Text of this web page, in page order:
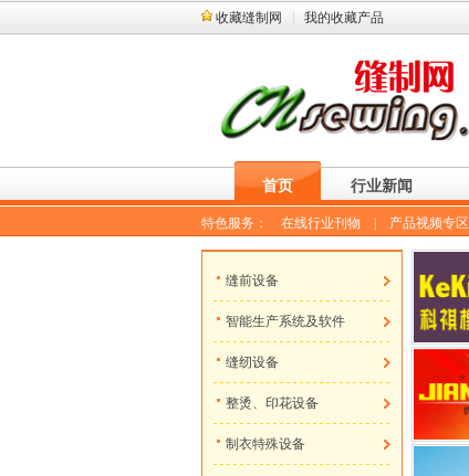
收藏缝制网 我的收藏产品
首页 行业新闻
特色服务： 在线行业刊物 产品视频专区
缝前设备
智能生产系统及软件
缝纫设备
整烫、印花设备
制衣特殊设备